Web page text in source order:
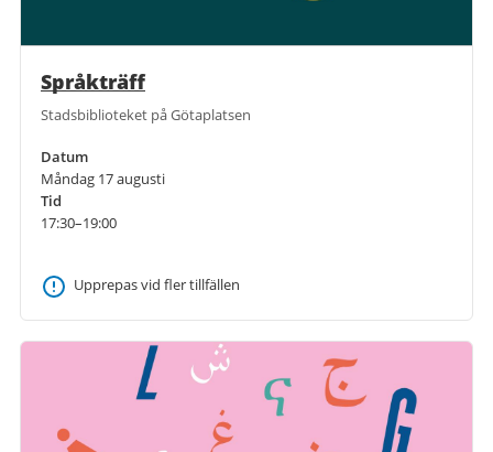
Språkträff
Stadsbiblioteket på Götaplatsen
Datum
Måndag 17 augusti
Tid
17:30–19:00
Upprepas vid fler tillfällen